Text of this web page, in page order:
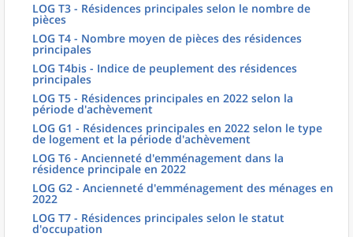
LOG T3 - Résidences principales selon le nombre de
pièces
LOG T4 - Nombre moyen de pièces des résidences
principales
LOG T4bis - Indice de peuplement des résidences
principales
LOG T5 - Résidences principales en 2022 selon la
période d'achèvement
LOG G1 - Résidences principales en 2022 selon le type
de logement et la période d'achèvement
LOG T6 - Ancienneté d'emménagement dans la
résidence principale en 2022
LOG G2 - Ancienneté d'emménagement des ménages en
2022
LOG T7 - Résidences principales selon le statut
d'occupation